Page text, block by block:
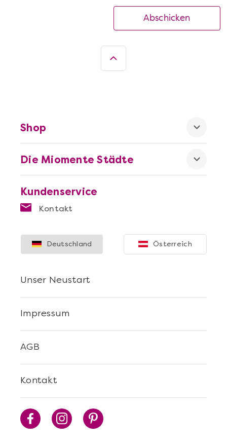
Abschicken
Kundenservice
Kontakt
Die Miomente Städte
Shop
Kontakt
AGB
Impressum
Unser Neustart
Deutschland Österreich